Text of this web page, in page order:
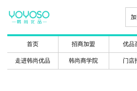
首页 招商加盟 优品
走进韩尚优品 韩尚商学院 门店